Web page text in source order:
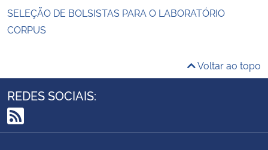
SELEÇÃO DE BOLSISTAS PARA O LABORATÓRIO
CORPUS
Voltar ao topo
REDES SOCIAIS:
RSS